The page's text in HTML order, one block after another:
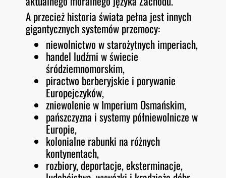
A przecież historia świata pełna jest innych
gigantycznych systemów przemocy:
niewolnictwo w starożytnych imperiach,
handel ludźmi w świecie
śródziemnomorskim,
piractwo berberyjskie i porywanie
Europejczyków,
zniewolenie w Imperium Osmańskim,
pańszczyzna i systemy półniewolnicze w
Europie,
kolonialne rabunki na różnych
kontynentach,
rozbiory, deportacje, eksterminacje,